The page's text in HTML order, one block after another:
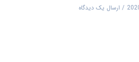
ارسال یک دیدگاه